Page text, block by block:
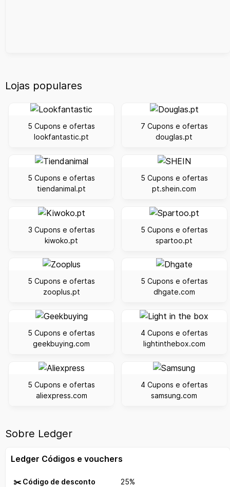
Lojas populares
5 Cupons e ofertas
lookfantastic.pt
7 Cupons e ofertas
douglas.pt
5 Cupons e ofertas
tiendanimal.pt
5 Cupons e ofertas
pt.shein.com
3 Cupons e ofertas
kiwoko.pt
5 Cupons e ofertas
spartoo.pt
5 Cupons e ofertas
zooplus.pt
5 Cupons e ofertas
dhgate.com
5 Cupons e ofertas
geekbuying.com
4 Cupons e ofertas
lightinthebox.com
5 Cupons e ofertas
aliexpress.com
4 Cupons e ofertas
samsung.com
Sobre Ledger
Ledger Códigos e vouchers
✂️ Código de desconto 25%